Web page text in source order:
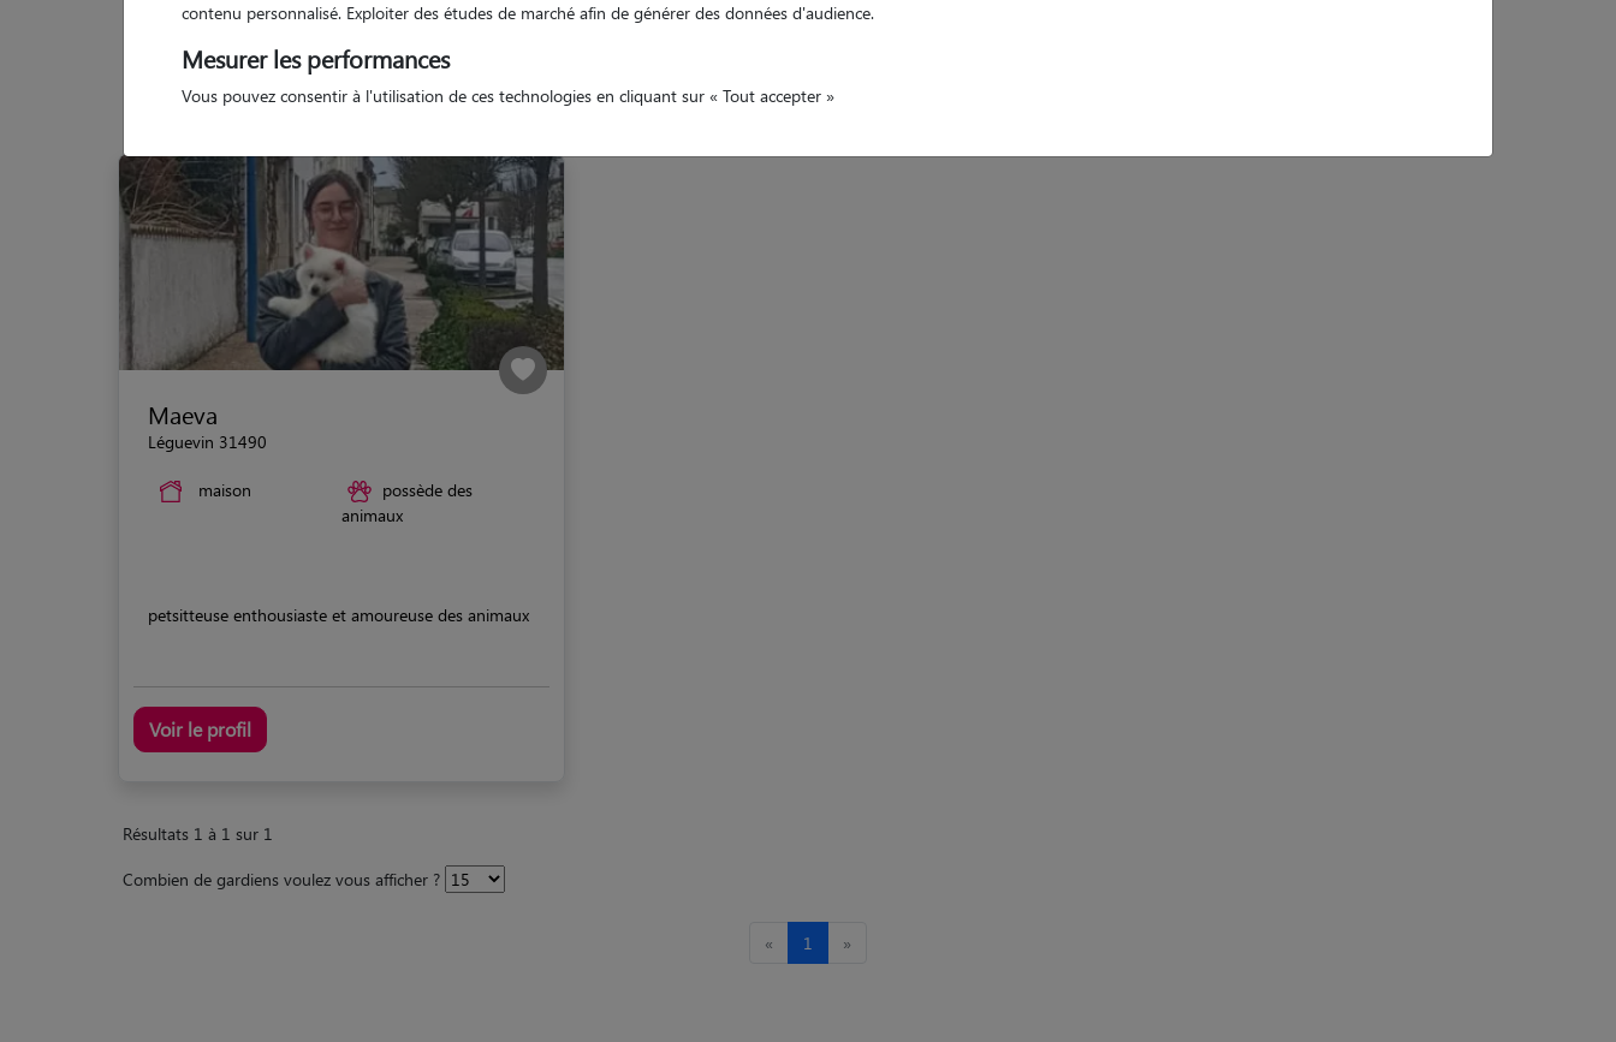
Maeva
Léguevin 31490
maison
possède des
animaux
petsitteuse enthousiaste et amoureuse des animaux
Voir le profil
Résultats 1 à 1 sur 1
Combien de gardiens voulez vous afficher ?
« 1 »
contenu personnalisé. Exploiter des études de marché afin de générer des données d'audience.
Mesurer les performances
Vous pouvez consentir à l'utilisation de ces technologies en cliquant sur « Tout accepter »